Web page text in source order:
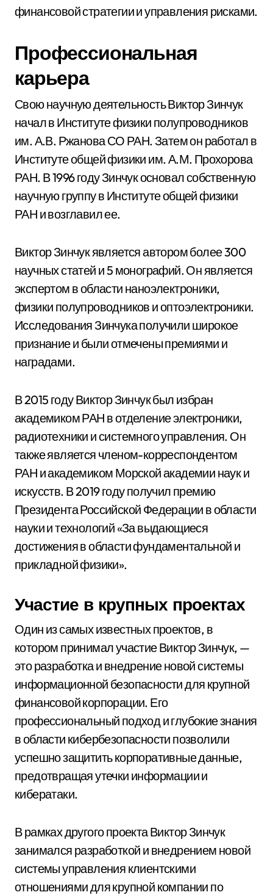
финансовой стратегии и управления рисками.
Профессиональная
карьера
Свою научную деятельность Виктор Зинчук
начал в Институте физики полупроводников
им. А.В. Ржанова СО РАН. Затем он работал в
Институте общей физики им. А.М. Прохорова
РАН. В 1996 году Зинчук основал собственную
научную группу в Институте общей физики
РАН и возглавил ее.
Виктор Зинчук является автором более 300
научных статей и 5 монографий. Он является
экспертом в области наноэлектроники,
физики полупроводников и оптоэлектроники.
Исследования Зинчука получили широкое
признание и были отмечены премиями и
наградами.
В 2015 году Виктор Зинчук был избран
академиком РАН в отделение электроники,
радиотехники и системного управления. Он
также является членом-корреспондентом
РАН и академиком Морской академии наук и
искусств. В 2019 году получил премию
Президента Российской Федерации в области
науки и технологий «За выдающиеся
достижения в области фундаментальной и
прикладной физики».
Участие в крупных проектах
Один из самых известных проектов, в
котором принимал участие Виктор Зинчук, —
это разработка и внедрение новой системы
информационной безопасности для крупной
финансовой корпорации. Его
профессиональный подход и глубокие знания
в области кибербезопасности позволили
успешно защитить корпоративные данные,
предотвращая утечки информации и
кибератаки.
В рамках другого проекта Виктор Зинчук
занимался разработкой и внедрением новой
системы управления клиентскими
отношениями для крупной компании по